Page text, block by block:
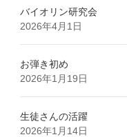
バイオリン研究会
2026年4月1日
お弾き初め
2026年1月19日
生徒さんの活躍
2026年1月14日